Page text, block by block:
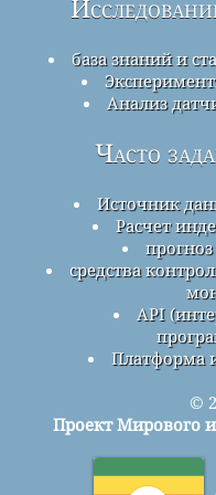
база знаний и
Анализ
Часто
Источник
Расчет
средства
API
Платформа
©
Проект Мирового